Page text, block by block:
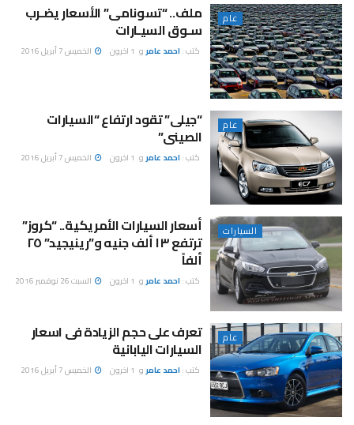
عام ملف.. “تسونامى” الأسعار يضـرب
سـوق السيـارات
كتب : احمد عامرو 1 اخرون الخميس 7 أبريل 2016
عام “جيلى” تقود ارتفاع “السيارات
الصينى”
كتب : احمد عامر و 1 اخرون الخميس 7 أبريل 2016
السيارات أسعار السيارات الأمريكية.. “كروز”
ترتفع ١٣ ألف جنيه و”رينيجيد” ٢٥
ألفاً
كتب : احمد عامرو 1 اخرون السبت 26 نوفمبر 2016
عام تعرف على حجم الزيادة فى اسعار
السيارات اليابانية
كتب : احمد عامرو 1 اخرون الخميس 7 أبريل 2016